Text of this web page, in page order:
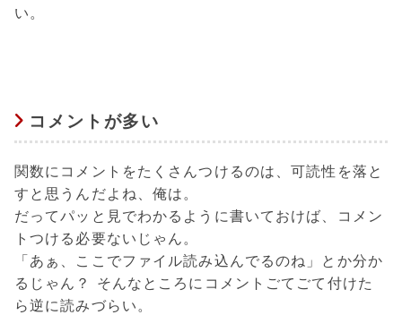
い。
コメントが多い
関数にコメントをたくさんつけるのは、可読性を落と
すと思うんだよね、俺は。
だってパッと見でわかるように書いておけば、コメン
トつける必要ないじゃん。
「あぁ、ここでファイル読み込んでるのね」とか分か
るじゃん？ そんなところにコメントごてごて付けた
ら逆に読みづらい。